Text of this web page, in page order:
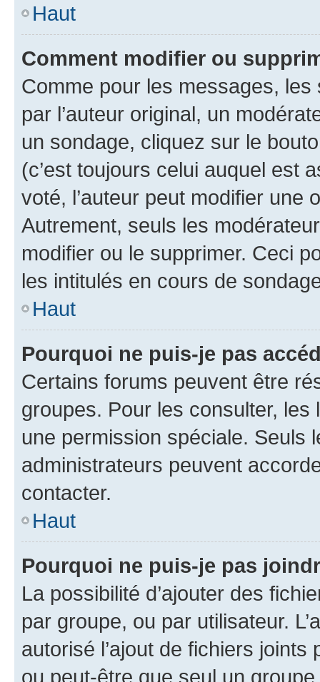
Haut
Comment modifier ou
Comme pour les messages,
par l’auteur original, un
un sondage, cliquez sur le
(c’est toujours celui auquel est
voté, l’auteur peut modifier une
Autrement, seuls les
modifier ou le supprimer. Ceci
les intitulés en cours de
Haut
Pourquoi ne puis-je pas
Certains forums peuvent être
groupes. Pour les consulter,
une permission spéciale. Seuls
administrateurs peuvent
contacter.
Haut
Pourquoi ne puis-je pas
La possibilité d’ajouter des
par groupe, ou par utilisateur.
autorisé l’ajout de fichiers
ou peut-être que seul un